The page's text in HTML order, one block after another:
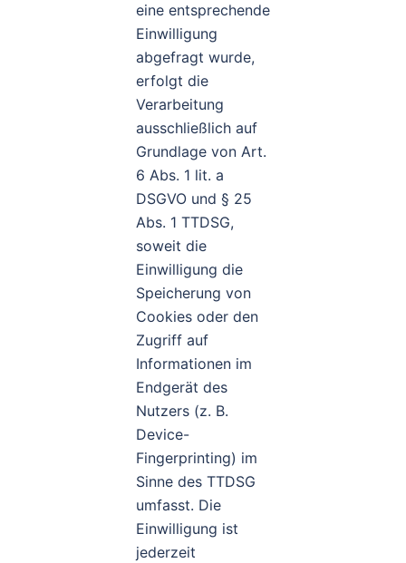
eine entsprechende
Einwilligung
abgefragt wurde,
erfolgt die
Verarbeitung
ausschließlich auf
Grundlage von Art.
6 Abs. 1 lit. a
DSGVO und § 25
Abs. 1 TTDSG,
soweit die
Einwilligung die
Speicherung von
Cookies oder den
Zugriff auf
Informationen im
Endgerät des
Nutzers (z. B.
Device-
Fingerprinting) im
Sinne des TTDSG
umfasst. Die
Einwilligung ist
jederzeit